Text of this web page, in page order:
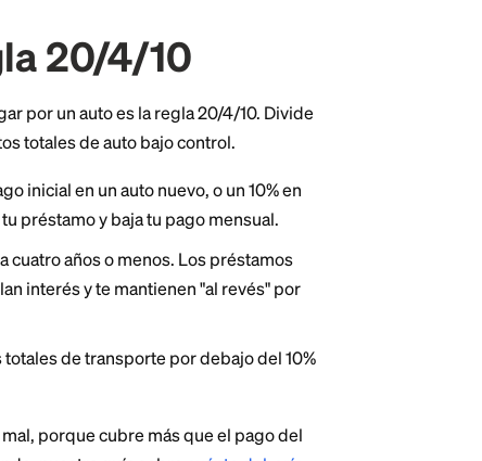
Regla 20/4/10
puedes pagar por un auto es la regla 20/4/10. Divide
tus costos totales de auto bajo control.
acumulan interés y te mantienen "al revés" por